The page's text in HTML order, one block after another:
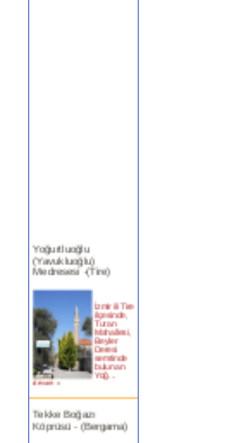
(Yavukluoğlu)
Medresesi -(Tire)
ilçesinde,
Turan
Mahallesi,
Beyler
Deresi
semtinde
bulunan
Yoğ...
devam »
Köprüsü - (Bergama)